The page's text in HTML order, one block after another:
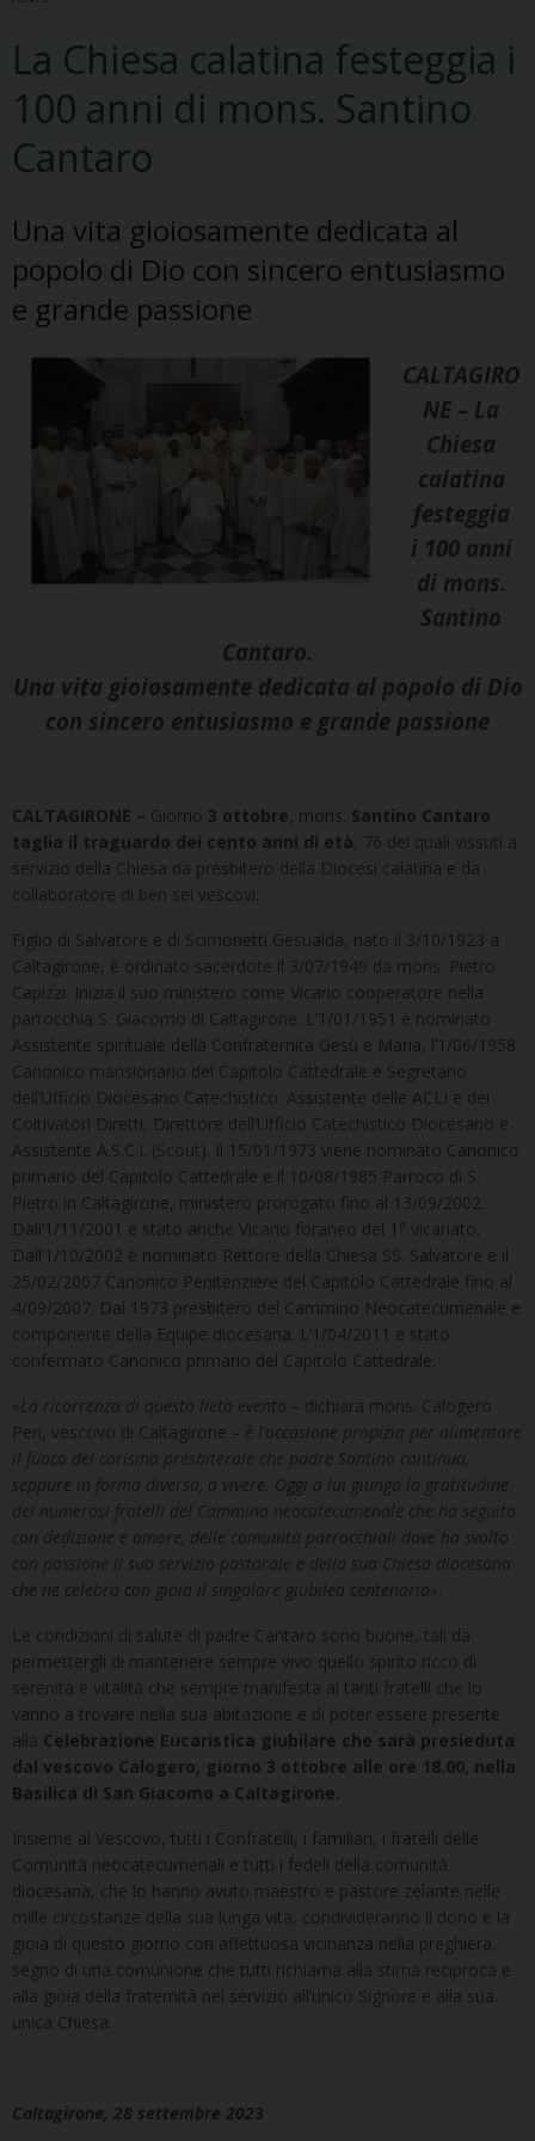
La Chiesa calatina festeggia i
100 anni di mons. Santino
Cantaro
Una vita gioiosamente dedicata al
popolo di Dio con sincero entusiasmo
e grande passione
CALTAGIRO
NE – La
Chiesa
calatina
festeggia
i 100 anni
di mons.
Santino
Cantaro.
Una vita gioiosamente dedicata al popolo di Dio
con sincero entusiasmo e grande passione
CALTAGIRONE – Giorno 3 ottobre, mons. Santino Cantaro
taglia il traguardo dei cento anni di età, 76 dei quali vissuti a
servizio della Chiesa da presbitero della Diocesi calatina e da
collaboratore di ben sei vescovi.
Figlio di Salvatore e di Scimonetti Gesualda, nato il 3/10/1923 a
Caltagirone, è ordinato sacerdote il 3/07/1949 da mons. Pietro
Capizzi. Inizia il suo ministero come Vicario cooperatore nella
parrocchia S. Giacomo di Caltagirone. L’1/01/1951 è nominato
Assistente spirituale della Confraternita Gesù e Maria, l’1/06/1958
Canonico mansionario del Capitolo Cattedrale e Segretario
dell’Ufficio Diocesano Catechistico. Assistente delle ACLI e dei
Coltivatori Diretti, Direttore dell’Ufficio Catechistico Diocesano e
Assistente A.S.C.I. (Scout). Il 15/01/1973 viene nominato Canonico
primario del Capitolo Cattedrale e il 10/08/1985 Parroco di S.
Pietro in Caltagirone, ministero prorogato fino al 13/09/2002.
Dall’1/11/2001 è stato anche Vicario foraneo del 1° vicariato.
Dall’1/10/2002 è nominato Rettore della Chiesa SS. Salvatore e il
25/02/2007 Canonico Penitenziere del Capitolo Cattedrale fino al
4/09/2007. Dal 1973 presbitero del Cammino Neocatecumenale e
componente della Equipe diocesana. L’1/04/2011 è stato
confermato Canonico primario del Capitolo Cattedrale.
«La ricorrenza di questo lieto evento – dichiara mons. Calogero
Peri, vescovo di Caltagirone – è l’occasione propizia per alimentare
il fuoco del carisma presbiterale che padre Santino continua,
seppure in forma diversa, a vivere. Oggi a lui giunga la gratitudine
dei numerosi fratelli del Cammino neocatecumenale che ha seguito
con dedizione e amore, delle comunità parrocchiali dove ha svolto
con passione il suo servizio pastorale e della sua Chiesa diocesana
che ne celebra con gioia il singolare giubileo centenario».
Le condizioni di salute di padre Cantaro sono buone, tali da
permettergli di mantenere sempre vivo quello spirito ricco di
serenità e vitalità che sempre manifesta ai tanti fratelli che lo
vanno a trovare nella sua abitazione e di poter essere presente
alla Celebrazione Eucaristica giubilare che sarà presieduta
dal vescovo Calogero, giorno 3 ottobre alle ore 18.00, nella
Basilica di San Giacomo a Caltagirone.
Insieme al Vescovo, tutti i Confratelli, i familiari, i fratelli delle
Comunità neocatecumenali e tutti i fedeli della comunità
diocesana, che lo hanno avuto maestro e pastore zelante nelle
mille circostanze della sua lunga vita, condivideranno il dono e la
gioia di questo giorno con affettuosa vicinanza nella preghiera,
segno di una comunione che tutti richiama alla stima reciproca e
alla gioia della fraternità nel servizio all’unico Signore e alla sua
unica Chiesa.
Caltagirone, 28 settembre 2023